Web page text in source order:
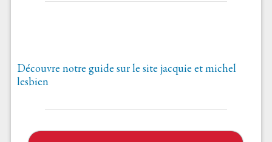
Découvre notre guide sur le site jacquie et michel
lesbien